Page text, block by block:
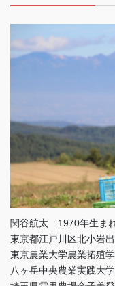
関谷航太 1970年生ま
東京都江戸川区北小岩
東京農業大学農業拓殖
八ヶ岳中央農業実践大